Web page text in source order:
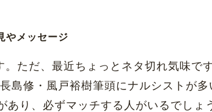
やメッセージ
ただ、最近ちょっとネタ切れ気味で
島修・風戸裕樹筆頭にナルシストが
あり、必ずマッチする人がいるでしょ